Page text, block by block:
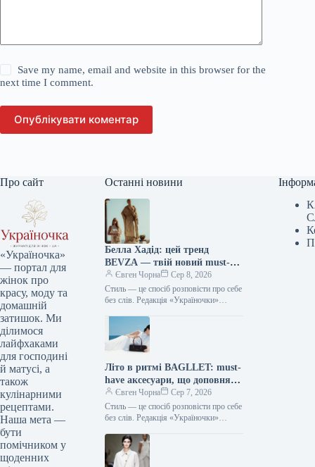
Save my name, email and website in this browser for the
next time I comment.
Опублікувати коментар
Про сайт
«Україночка»
— портал для
жінок про
красу, моду та
домашній
затишок. Ми
ділимося
лайфхаками
для господині
й матусі, а
також
кулінарними
рецептами.
Наша мета —
бути
помічником у
щоденних
Останні новини
Белла Хадід: цей тренд
BEVZA — твій новий must-
have сезону!
Євген Чорна
Сер 8, 2026
Стиль — це спосіб розповісти про себе
без слів. Редакція «Україночки»
тенденціями, і сьогодні ми
підготували…
Літо в ритмі BAGLLET: must-
have аксесуари, що доповнять
твій фешн-образ
Євген Чорна
Сер 7, 2026
Стиль — це спосіб розповісти про себе
без слів. Редакція «Україночки»
тенденціями, і сьогодні ми
підготували…